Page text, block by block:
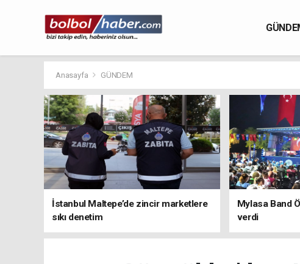
Anasayfa GÜNDEM
İstanbul Maltepe’de zincir marketlere
sıkı denetim
Mylasa Band
verdi